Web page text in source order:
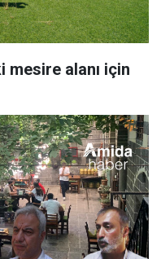
mesire alanı için